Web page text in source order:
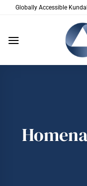
Globally Accessible